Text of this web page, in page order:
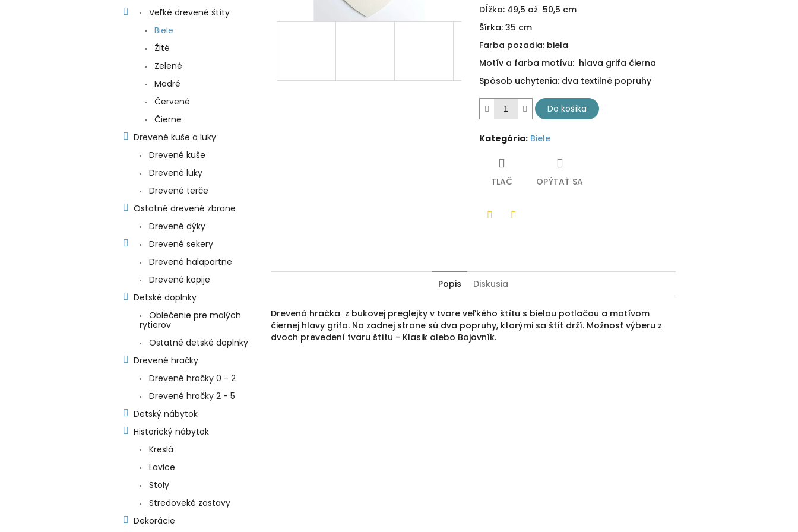
Veľké drevené štíty
Biele
Žlté
Zelené
Modré
Červené
Čierne
Drevené kuše a luky
Drevené kuše
Drevené luky
Drevené terče
Ostatné drevené zbrane
Drevené dýky
Drevené sekery
Drevené halapartne
Drevené kopije
Detské doplnky
Oblečenie pre malých
rytierov
Ostatné detské doplnky
Drevené hračky
Drevené hračky 0 - 2
Drevené hračky 2 - 5
Detský nábytok
Historický nábytok
Kreslá
Lavice
Stoly
Stredoveké zostavy
Dekorácie
Dĺžka: 49,5 až 50,5 cm
Šírka: 35 cm
Farba pozadia: biela
Motív a farba motívu: hlava grifa čierna
Spôsob uchytenia: dva textilné popruhy
Do košíka
Kategória: Biele
TLAČ OPÝTAŤ SA
Popis Diskusia
Drevená hračka z bukovej preglejky v tvare veľkého štítu s bielou potlačou a motívom
čiernej hlavy grifa. Na zadnej strane sú dva popruhy, ktorými sa štít drží. Možnosť výberu z
dvoch prevedení tvaru štítu - Klasik alebo Bojovník.